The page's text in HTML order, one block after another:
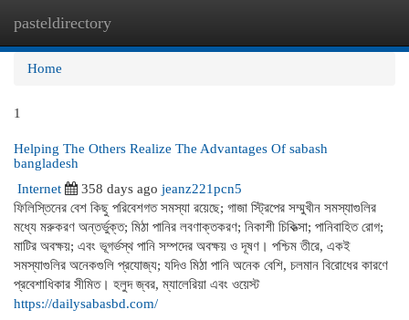
pasteldirectory
Home
1
Helping The Others Realize The Advantages Of sabash
bangladesh
Internet
358 days ago jeanz221pcn5
ফিলিস্তিনের বেশ কিছু পরিবেশগত সমস্যা রয়েছে; গাজা স্ট্রিপের সম্মুখীন সমস্যাগুলির
মধ্যে মরুকরণ অন্তর্ভুক্ত; মিঠা পানির লবণাক্তকরণ; নিকাশী চিকিত্সা; পানিবাহিত রোগ;
মাটির অবক্ষয়; এবং ভূগর্ভস্থ পানি সম্পদের অবক্ষয় ও দূষণ। পশ্চিম তীরে, একই
সমস্যাগুলির অনেকগুলি প্রযোজ্য; যদিও মিঠা পানি অনেক বেশি, চলমান বিরোধের কারণে
প্রবেশাধিকার সীমিত। হলুদ জ্বর, ম্যালেরিয়া এবং ওয়েস্ট
https://dailysabasbd.com/